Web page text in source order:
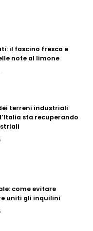
il fascino fresco e
note al limone
terreni industriali
sta recuperando
come evitare
uniti gli inquilini